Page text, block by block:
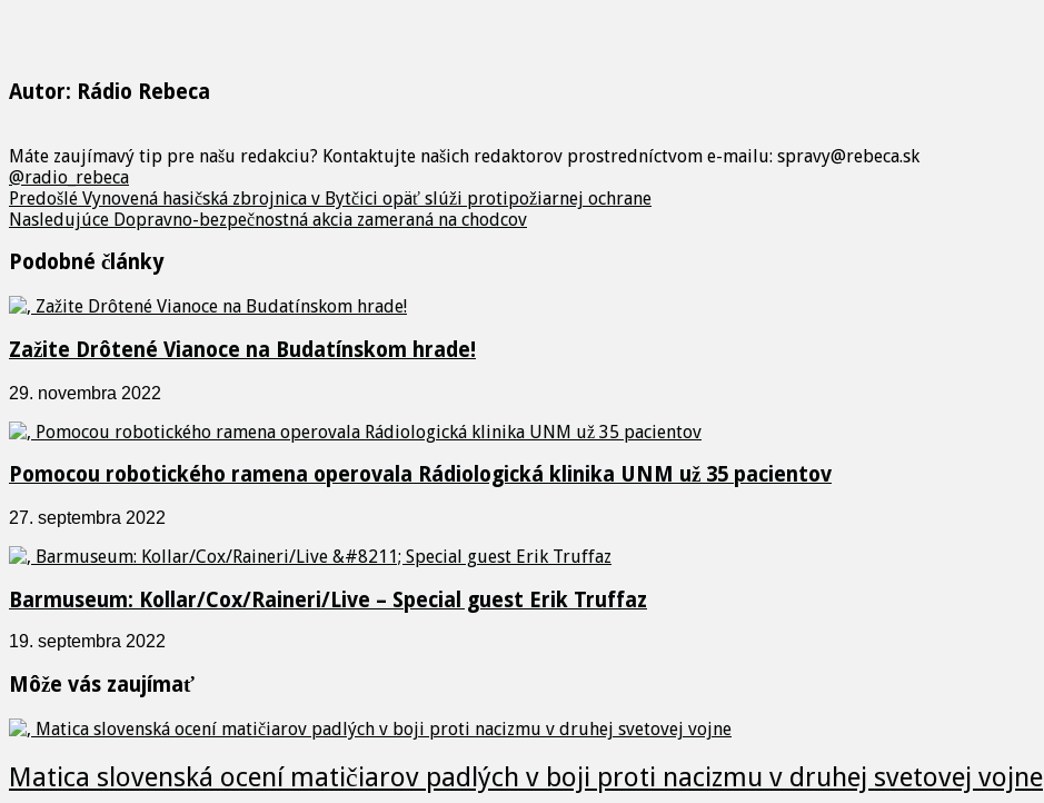
Autor: Rádio Rebeca
Máte zaujímavý tip pre našu redakciu? Kontaktujte našich redaktorov prostredníctvom e-mailu: spravy@rebeca.sk
@radio_rebeca
Predošlé Vynovená hasičská zbrojnica v Bytčici opäť slúži protipožiarnej ochrane
Nasledujúce Dopravno-bezpečnostná akcia zameraná na chodcov
Podobné články
Zažite Drôtené Vianoce na Budatínskom hrade!
29. novembra 2022
Pomocou robotického ramena operovala Rádiologická klinika UNM už 35 pacientov
27. septembra 2022
Barmuseum: Kollar/Cox/Raineri/Live – Special guest Erik Truffaz
19. septembra 2022
Môže vás zaujímať
Matica slovenská ocení matičiarov padlých v boji proti nacizmu v druhej svetovej vojne